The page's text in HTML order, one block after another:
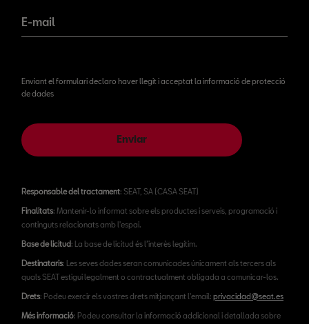
E-mail
Enviant el formulari declaro haver llegit i acceptat la informació de protecció
de dades
Enviar
Responsable del tractament: SEAT, SA (CASA SEAT)
Finalitats: Mantenir-lo informat sobre els productes i serveis, programació i
continguts relacionats amb l'espai.
Base de licitud: La base de licitud és l’interès legítim.
Destinataris: Les seves dades seran comunicades únicament als tercers als
quals SEAT estigui legalment o contractualment obligada a comunicar-los.
Drets: Podeu exercir els vostres drets mitjançant l'email: privacidad@seat.es
Més informació: Podeu consultar la informació addicional i detallada sobre